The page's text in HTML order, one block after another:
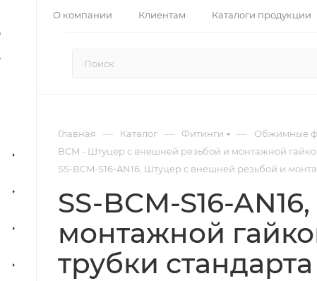
О компании Клиентам Каталоги продукции
Главная — Каталог — Фитинги — Обжимные
BCM - Штуцер с внешней резьбой и монтажной
SS-BCM-S16-AN16, Штуцер с внешней резьбой и
SS-BCM-S16-
монтажной
трубки